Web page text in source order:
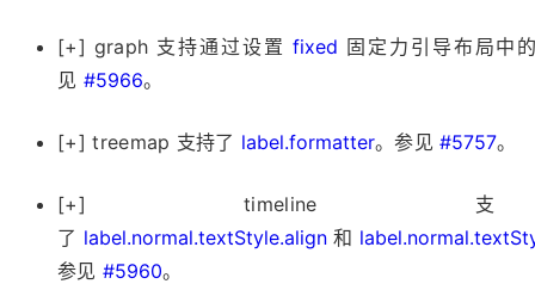
[+] graph 支持通过设置fixed 固定力引导布局中
见 #5966。
[+] treemap 支持了 label.formatter。参见#5757。
[+] timeline
了 label.normal.textStyle.align和
参见 #5960。